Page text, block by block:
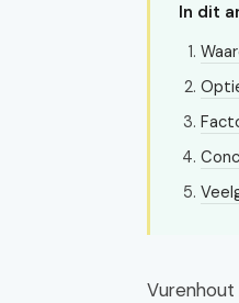
In dit
Vurenhout